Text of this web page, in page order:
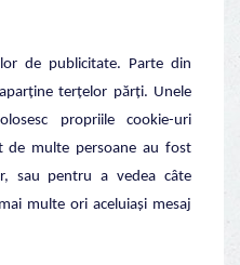
de publicitate. Parte din
terțelor părți. Unele
propriile cookie-uri
de multe persoane au fost
sau pentru a vedea câte
multe ori aceluiași mesaj